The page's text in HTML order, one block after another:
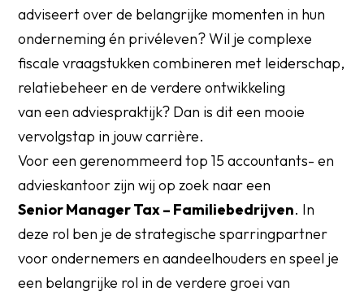
adviseert over de belangrijke momenten in hun
onderneming én privéleven? Wil je complexe
fiscale vraagstukken combineren met leiderschap,
relatiebeheer en de verdere ontwikkeling
van een adviespraktijk? Dan is dit een mooie
vervolgstap in jouw carrière.
Voor een gerenommeerd top 15 accountants- en
advieskantoor zijn wij op zoek naar een
Senior Manager Tax – Familiebedrijven. In
deze rol ben je de strategische sparringpartner
voor ondernemers en aandeelhouders en speel je
een belangrijke rol in de verdere groei van